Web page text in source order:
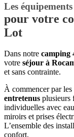
Les équipements
pour votre
Lot
Dans notre camping
votre séjour à
et sans contrainte.
À commencer par les
entretenus plusieurs
individuelles avec
miroirs et prises
L’ensemble des
confort.